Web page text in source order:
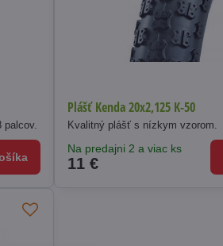
palcov.
Plášť Kenda 20x2,125 K-50
Kvalitný plášť s nízkym vzorom.
Na predajni 2 a viac ks
11 €